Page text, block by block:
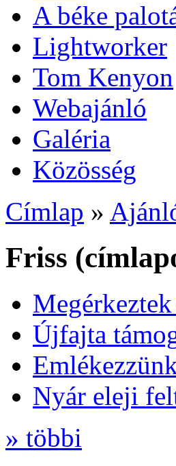
A béke
Lightworker
Tom Kenyon
Webajánló
Galéria
Közösség
Címlap »
Friss
Újfajta
Nyár eleji
» többi